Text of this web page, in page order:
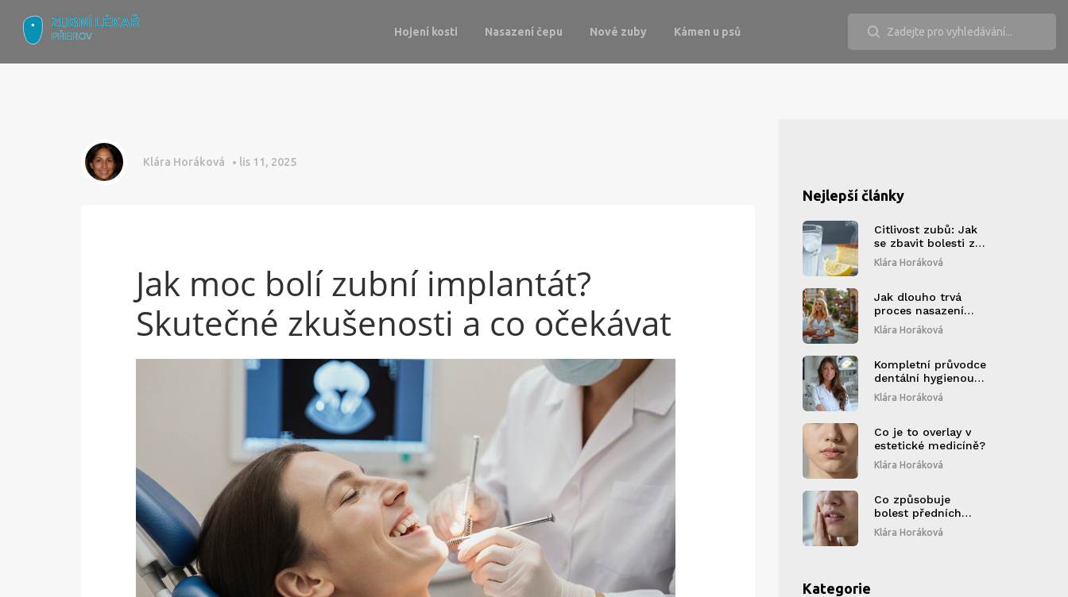
Hojení kosti Nasazení čepu Nové zuby Kámen u psů
Klára Horáková lis 11, 2025
Jak moc bolí zubní implantát?
Skutečné zkušenosti a co očekávat
Nejlepší články
Citlivost zubů: Jak
se zbavit bolesti z
teplého a
studeného
Klára Horáková
Jak dlouho trvá
proces nasazení
rovnátek a co
očekávat?
Klára Horáková
Kompletní průvodce
dentální hygienou:
Proč je důležitá a
co očekávat
Klára Horáková
Co je to overlay v
estetické medicíně?
Klára Horáková
Co způsobuje
bolest předních
zubů a jak ji
zmírnit?
Klára Horáková
Kategorie